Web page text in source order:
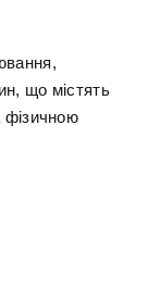
що містять
фізичною